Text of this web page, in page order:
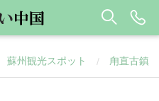
蘇州観光スポット / 甪直古鎮